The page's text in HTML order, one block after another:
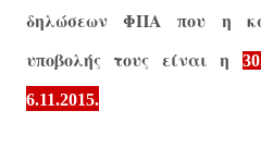
δηλώσεων ΦΠΑ που η
υποβολής τους είναι η
6.11.2015.